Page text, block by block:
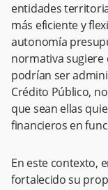
entidades
más eficiente y
autonomía
normativa sugiere
podrían ser
Crédito Público,
que sean ellas
financieros en
En este contexto,
fortalecido su